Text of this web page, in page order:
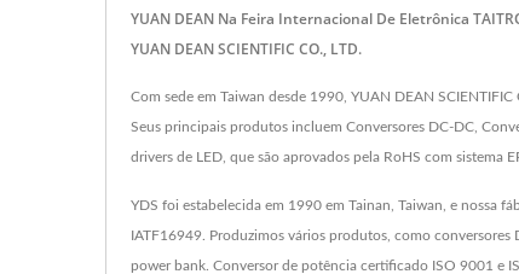
YUAN DEAN Na Feira Internacional De Eletrônica
YUAN DEAN SCIENTIFIC CO., LTD.
Com sede em Taiwan desde 1990, YUAN DEAN
Seus principais produtos incluem Conversores DC-DC,
drivers de LED, que são aprovados pela RoHS com sistema
YDS foi estabelecida em 1990 em Tainan, Taiwan, e nossa
IATF16949. Produzimos vários produtos, como
power bank. Conversor de potência certificado ISO 9001 e